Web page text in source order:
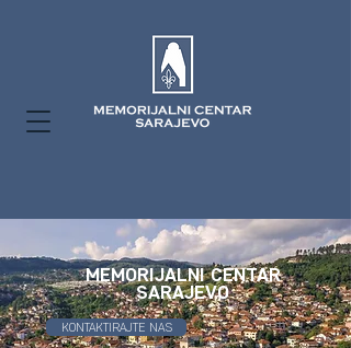
MEMORIJALNI CENTAR
SARAJEVO
KONTAKTIRAJTE NAS